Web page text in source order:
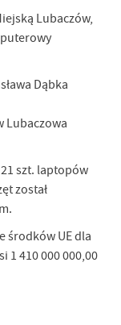
Lubaczów,
Dąbka
Lubaczowa
21 szt. laptopów
został
środków UE dla
1 410 000 000,00